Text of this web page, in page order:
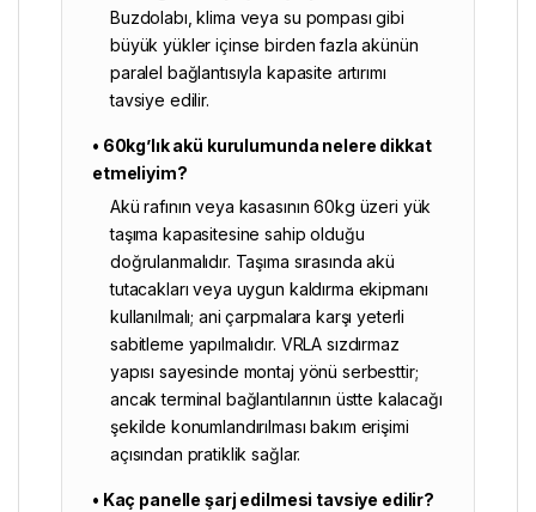
Buzdolabı, klima veya su pompası gibi
büyük yükler içinse birden fazla akünün
paralel bağlantısıyla kapasite artırımı
tavsiye edilir.
• 60kg’lık akü kurulumunda nelere dikkat
etmeliyim?
Akü rafının veya kasasının 60kg üzeri yük
taşıma kapasitesine sahip olduğu
doğrulanmalıdır. Taşıma sırasında akü
tutacakları veya uygun kaldırma ekipmanı
kullanılmalı; ani çarpmalara karşı yeterli
sabitleme yapılmalıdır. VRLA sızdırmaz
yapısı sayesinde montaj yönü serbesttir;
ancak terminal bağlantılarının üstte kalacağı
şekilde konumlandırılması bakım erişimi
açısından pratiklik sağlar.
• Kaç panelle şarj edilmesi tavsiye edilir?